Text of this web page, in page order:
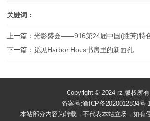
关键词：
上一篇： 光影盛会——916第24届中国(胜芳)特色定制家
下一篇： 觅见Harbor Hous书房里的新面孔
Copyright © 2024 rz 版权所有
备案号:渝ICP备2020012834号-
本站部分内容为转载，不代表本站立场，如有